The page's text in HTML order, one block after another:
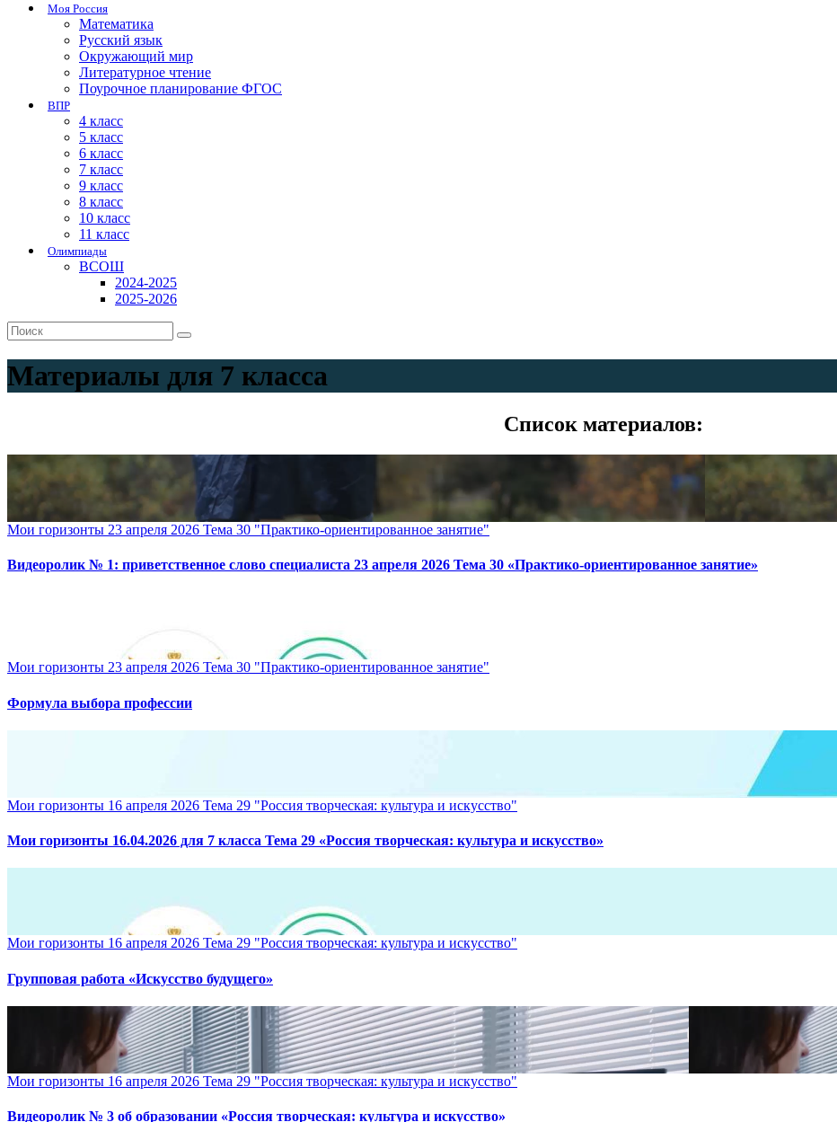
Моя Россия
Математика
Русский язык
Окружающий мир
Литературное чтение
Поурочное планирование ФГОС
ВПР
4 класс
5 класс
6 класс
7 класс
9 класс
8 класс
10 класс
11 класс
Олимпиады
ВСОШ
2024-2025
2025-2026
Материалы для 7 класса
Список материалов:
Мои горизонты 23 апреля 2026 Тема 30 "Практико-ориентированное занятие"
Видеоролик № 1: приветственное слово специалиста 23 апреля 2026 Тема 30 «Практико-ориентированное занятие»
Мои горизонты 23 апреля 2026 Тема 30 "Практико-ориентированное занятие"
Формула выбора профессии
Мои горизонты 16 апреля 2026 Тема 29 "Россия творческая: культура и искусство"
Мои горизонты 16.04.2026 для 7 класса Тема 29 «Россия творческая: культура и искусство»
Мои горизонты 16 апреля 2026 Тема 29 "Россия творческая: культура и искусство"
Групповая работа «Искусство будущего»
Мои горизонты 16 апреля 2026 Тема 29 "Россия творческая: культура и искусство"
Видеоролик № 3 об образовании «Россия творческая: культура и искусство»